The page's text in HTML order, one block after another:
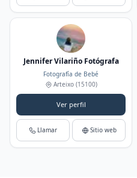
Jennifer Vilariño Fotógrafa
Fotografía de Bebé
Arteixo(15100)
Ver perfil
Llamar Sitio web